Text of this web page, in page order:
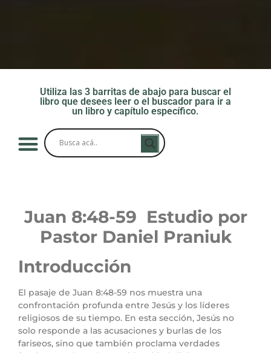
Utiliza las 3 barritas de abajo para buscar el
libro que desees leer o el buscador para ir a
un libro y capítulo específico.
Juan 8:48-59 Estudio por
Pastor Daniel Praniuk
Introducción
El pasaje de Juan 8:48-59 nos muestra una
confrontación profunda entre Jesús y los líderes
religiosos de su tiempo. En esta sección, Jesús no
solo responde a las acusaciones y burlas de los
fariseos, sino que también proclama verdades